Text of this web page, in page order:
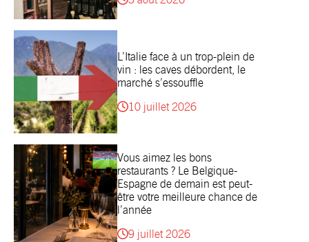
L’Italie face à un trop-plein de
vin : les caves débordent, le
marché s’essouffle
10 juillet 2026
Vous aimez les bons
restaurants ? Le Belgique-
Espagne de demain est peut-
être votre meilleure chance de
l’année
9 juillet 2026